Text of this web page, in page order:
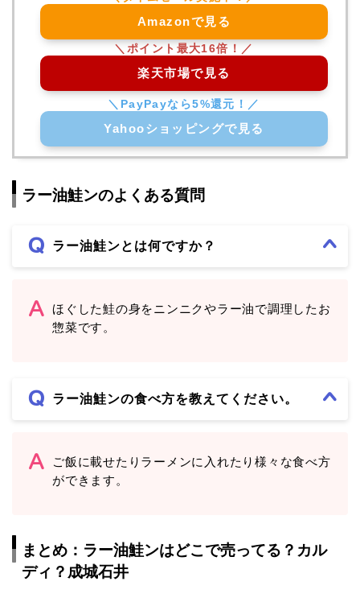
Amazonで見る
楽天市場で見る
Yahooショッピングで見る
ラー油鮭ンのよくある質問
ラー油鮭ンとは何ですか？
ほぐした鮭の身をニンニクやラー油で調理したお
惣菜です。
ラー油鮭ンの食べ方を教えてください。
ご飯に載せたりラーメンに入れたり様々な食べ方
ができます。
まとめ：ラー油鮭ンはどこで売ってる？カル
ディ？成城石井